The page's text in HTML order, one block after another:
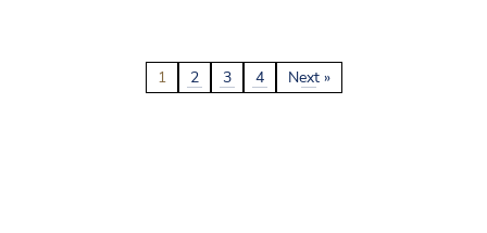
1 2 3 4 Next »